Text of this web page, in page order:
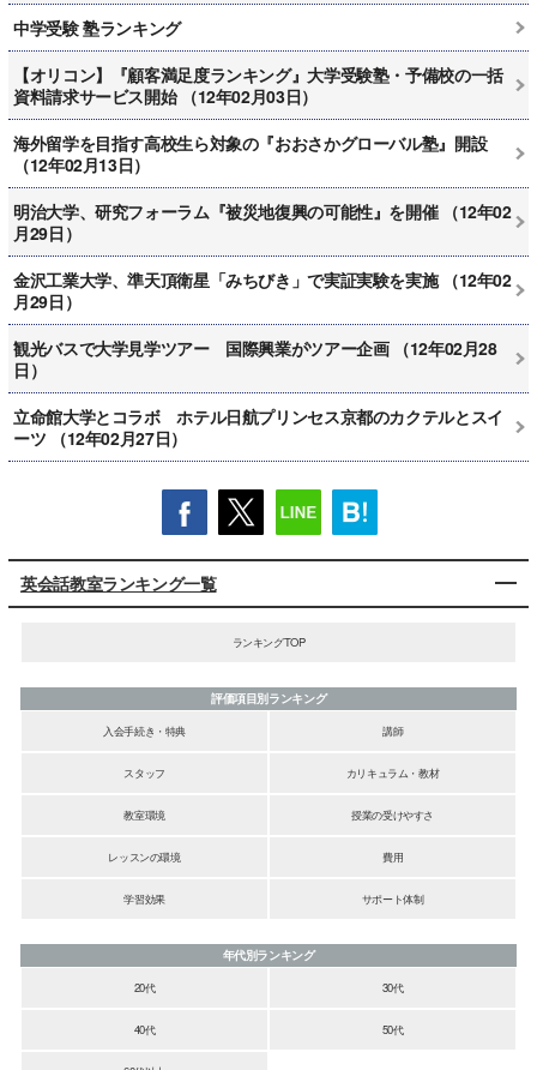
中学受験 塾ランキング
【オリコン】『顧客満足度ランキング』大学受験塾・予備校の一括
資料請求サービス開始 （12年02月03日）
海外留学を目指す高校生ら対象の『おおさかグローバル塾』開設
（12年02月13日）
明治大学、研究フォーラム『被災地復興の可能性』を開催 （12年02
月29日）
金沢工業大学、準天頂衛星「みちびき」で実証実験を実施 （12年02
月29日）
観光バスで大学見学ツアー 国際興業がツアー企画 （12年02月28
日）
立命館大学とコラボ ホテル日航プリンセス京都のカクテルとスイ
ーツ （12年02月27日）
英会話教室ランキング一覧
ランキングTOP
評価項目別ランキング
入会手続き・特典
講師
スタッフ カリキュラム・教材
教室環境 授業の受けやすさ
レッスンの環境 費用
学習効果 サポート体制
年代別ランキング
20代
30代
40代 50代